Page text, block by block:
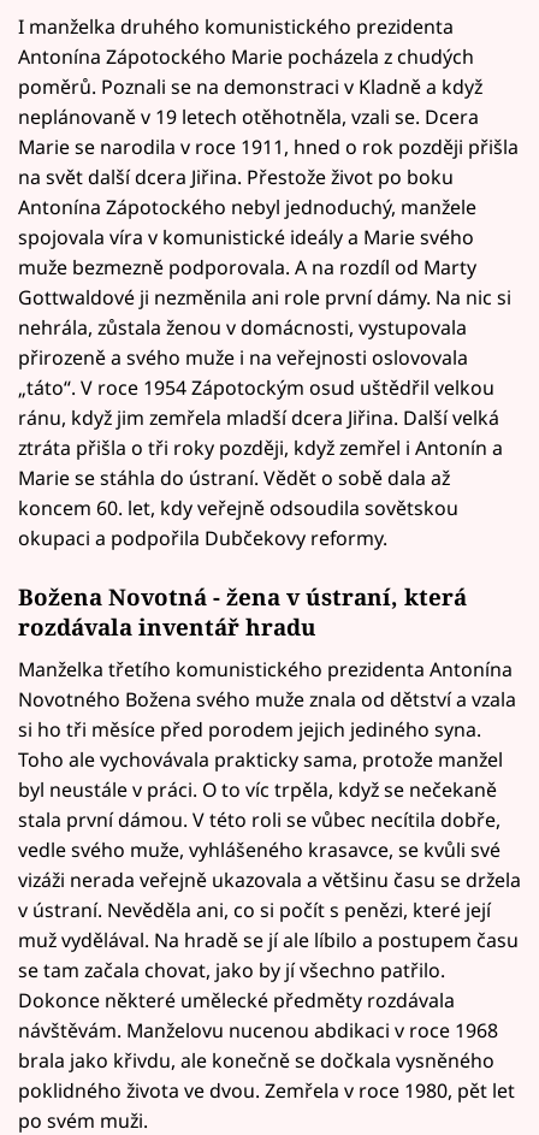
I manželka druhého komunistického prezidenta
Antonína Zápotockého Marie pocházela z chudých
poměrů. Poznali se na demonstraci v Kladně a když
neplánovaně v 19 letech otěhotněla, vzali se. Dcera
Marie se narodila v roce 1911, hned o rok později přišla
na svět další dcera Jiřina. Přestože život po boku
Antonína Zápotockého nebyl jednoduchý, manžele
spojovala víra v komunistické ideály a Marie svého
muže bezmezně podporovala. A na rozdíl od Marty
Gottwaldové ji nezměnila ani role první dámy. Na nic si
nehrála, zůstala ženou v domácnosti, vystupovala
přirozeně a svého muže i na veřejnosti oslovovala
„táto“. V roce 1954 Zápotockým osud uštědřil velkou
ránu, když jim zemřela mladší dcera Jiřina. Další velká
ztráta přišla o tři roky později, když zemřel i Antonín a
Marie se stáhla do ústraní. Vědět o sobě dala až
koncem 60. let, kdy veřejně odsoudila sovětskou
okupaci a podpořila Dubčekovy reformy.
Božena Novotná - žena v ústraní, která
rozdávala inventář hradu
Manželka třetího komunistického prezidenta Antonína
Novotného Božena svého muže znala od dětství a vzala
si ho tři měsíce před porodem jejich jediného syna.
Toho ale vychovávala prakticky sama, protože manžel
byl neustále v práci. O to víc trpěla, když se nečekaně
stala první dámou. V této roli se vůbec necítila dobře,
vedle svého muže, vyhlášeného krasavce, se kvůli své
vizáži nerada veřejně ukazovala a většinu času se držela
v ústraní. Nevěděla ani, co si počít s penězi, které její
muž vydělával. Na hradě se jí ale líbilo a postupem času
se tam začala chovat, jako by jí všechno patřilo.
Dokonce některé umělecké předměty rozdávala
návštěvám. Manželovu nucenou abdikaci v roce 1968
brala jako křivdu, ale konečně se dočkala vysněného
poklidného života ve dvou. Zemřela v roce 1980, pět let
po svém muži.